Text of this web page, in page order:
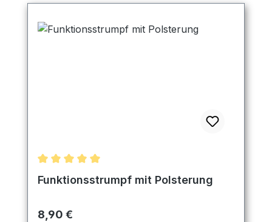
Durchschnittliche Bewertung von 5 von 5 Sternen
Funktionsstrumpf mit Polsterung
Regulärer Preis:
8,90 €